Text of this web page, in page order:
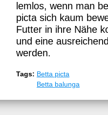
lemlos, wenn man
picta sich kaum
Futter in ihre Nähe
und eine
werden.
Tags: Betta picta
Betta balunga